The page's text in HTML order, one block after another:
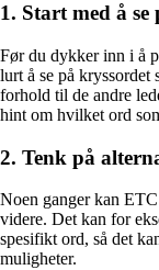
1. Start med å
Før du dykker inn i å
lurt å se på kryssordet
forhold til de andre
hint om hvilket ord
2. Tenk på
Noen ganger kan
videre. Det kan for
spesifikt ord, så det
muligheter.